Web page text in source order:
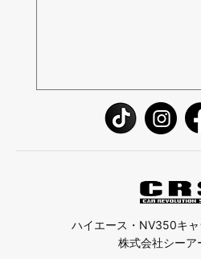
ハイエース・NV350キ
株式会社シーア